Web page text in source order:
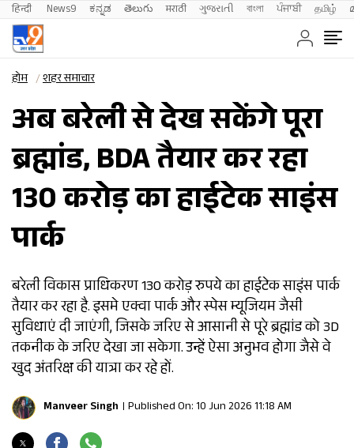
हिन्दी News9 ಕನ್ನಡ తెలుగు मराठी ગુજરાતી বাংলা ਪੰਜਾਬੀ தமிழ்
होम शहर समाचार
अब बरेली से देख सकेंगे पूरा
ब्रह्मांड, BDA तैयार कर रहा
130 करोड़ का हाईटेक साइंस
पार्क
बरेली विकास प्राधिकरण 130 करोड़ रुपये का हाईटेक साइंस पार्क
तैयार कर रहा है. इसमे एक्वा पार्क और स्पेस म्यूजियम जैसी
सुविधाएं दी जाएंगी, जिसके जरिए से आसानी से पूरे ब्रह्मांड को 3D
तकनीक के जरिए देखा जा सकेगा. उन्हें ऐसा अनुभव होगा जैसे वे
खुद अंतरिक्ष की यात्रा कर रहे हों.
Manveer Singh Published On: 10 Jun 2026 11:18 AM